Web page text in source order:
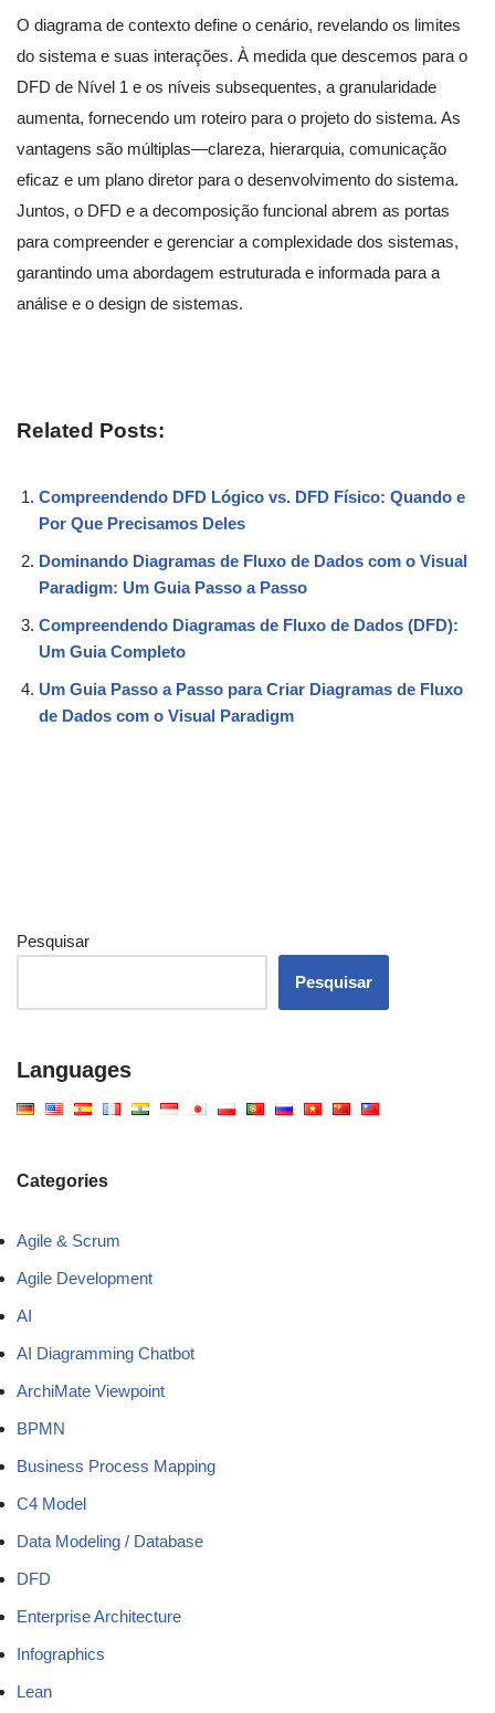
O diagrama de contexto define o cenário, revelando os limites
do sistema e suas interações. À medida que descemos para o
DFD de Nível 1 e os níveis subsequentes, a granularidade
aumenta, fornecendo um roteiro para o projeto do sistema. As
vantagens são múltiplas—clareza, hierarquia, comunicação
eficaz e um plano diretor para o desenvolvimento do sistema.
Juntos, o DFD e a decomposição funcional abrem as portas
para compreender e gerenciar a complexidade dos sistemas,
garantindo uma abordagem estruturada e informada para a
análise e o design de sistemas.
Related Posts:
Compreendendo DFD Lógico vs. DFD Físico: Quando e
Por Que Precisamos Deles
Dominando Diagramas de Fluxo de Dados com o Visual
Paradigm: Um Guia Passo a Passo
Compreendendo Diagramas de Fluxo de Dados (DFD):
Um Guia Completo
Um Guia Passo a Passo para Criar Diagramas de Fluxo
de Dados com o Visual Paradigm
Pesquisar
Pesquisar
Languages
Categories
Agile & Scrum
Agile Development
AI
AI Diagramming Chatbot
ArchiMate Viewpoint
BPMN
Business Process Mapping
C4 Model
Data Modeling / Database
DFD
Enterprise Architecture
Infographics
Lean